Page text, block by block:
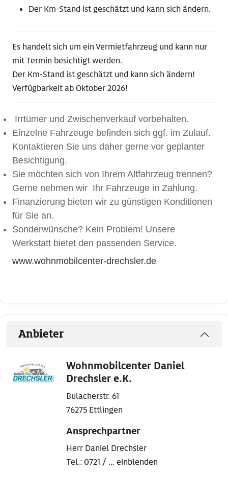
Der Km-Stand ist geschätzt und kann sich ändern.
Es handelt sich um ein Vermietfahrzeug und kann nur
mit Termin besichtigt werden.
Der Km-Stand ist geschätzt und kann sich ändern!
Verfügbarkeit ab Oktober 2026!
Irrtümer und Zwischenverkauf vorbehalten.
Einzelne Fahrzeuge befinden sich ggf. im Zulauf.
Kontaktieren Sie uns daher gerne vor geplanter
Besichtigung.
Sie möchten sich von Ihrem Altfahrzeug trennen?
Gerne nehmen wir Ihr Fahrzeuge in Zahlung.
Finanzierung bieten wir zu günstigen Konditionen
für Sie an.
Sonderwünsche? Kein Problem! Unsere
Werkstatt bietet den passenden Service.
www.wohnmobilcenter-drechsler.de
Anbieter
Wohnmobilcenter Daniel
Drechsler e.K.
Bulacherstr. 61
76275 Ettlingen
Ansprechpartner
Herr Daniel Drechsler
Tel.: 0721 / ... einblenden